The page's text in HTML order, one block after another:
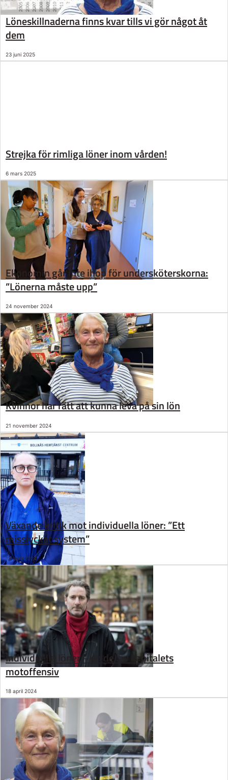
Löneskillnaderna finns kvar tills vi gör något åt
dem
23 juni 2025
Strejka för rimliga löner inom vården!
6 mars 2025
Ekonomin går inte ihop för undersköterskorna:
”Lönerna måste upp”
24 november 2024
Kvinnor har rätt att kunna leva på sin lön
21 november 2024
Växande kritik mot individuella löner: ”Ett
misslyckat system”
18 april 2024
Individuella löner – en del av kapitalets
motoffensiv
18 april 2024